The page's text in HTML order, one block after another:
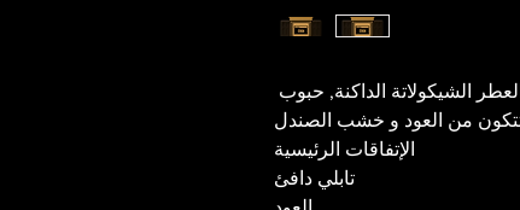
الإتفاقات الرئيسية
تابلي دافئ